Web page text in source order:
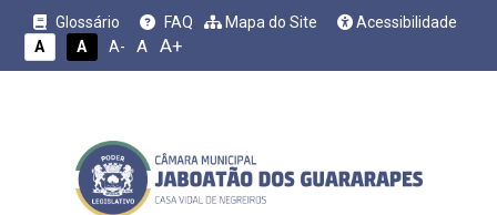
Glossário FAQ Mapa do Site
Acessibilidade
A
A A- A A+